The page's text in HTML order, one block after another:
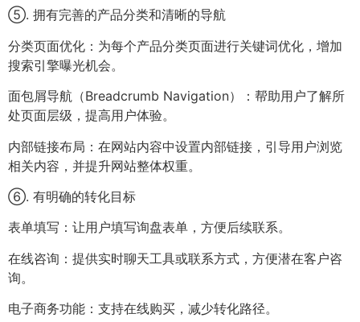
⑤. 拥有完善的产品分类和清晰的导航
分类页面优化：为每个产品分类页面进行关键词优化，增加
搜索引擎曝光机会。
面包屑导航（Breadcrumb Navigation）：帮助用户了解所
处页面层级，提高用户体验。
内部链接布局：在网站内容中设置内部链接，引导用户浏览
相关内容，并提升网站整体权重。
⑥. 有明确的转化目标
表单填写：让用户填写询盘表单，方便后续联系。
在线咨询：提供实时聊天工具或联系方式，方便潜在客户咨
询。
电子商务功能：支持在线购买，减少转化路径。